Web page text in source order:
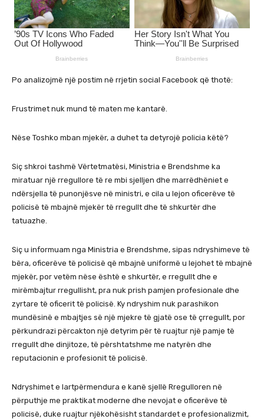
Po analizojmë një postim në rrjetin social Facebook që thotë:
Frustrimet nuk mund të maten me kantarë.
Nëse Toshko mban mjekër, a duhet ta detyrojë policia këtë?
Siç shkroi tashmë Vërtetmatësi, Ministria e Brendshme ka
miratuar një rregullore të re mbi sjelljen dhe marrëdhëniet e
ndërsjella të punonjësve në ministri, e cila u lejon oficerëve të
policisë të mbajnë mjekër të rregullt dhe të shkurtër dhe
tatuazhe.
Siç u informuam nga Ministria e Brendshme, sipas ndryshimeve të
bëra, oficerëve të policisë që mbajnë uniformë u lejohet të mbajnë
mjekër, por vetëm nëse është e shkurtër, e rregullt dhe e
mirëmbajtur rregullisht, pra nuk prish pamjen profesionale dhe
zyrtare të oficerit të policisë. Ky ndryshim nuk parashikon
mundësinë e mbajtjes së një mjekre të gjatë ose të çrregullt, por
përkundrazi përcakton një detyrim për të ruajtur një pamje të
rregullt dhe dinjitoze, të përshtatshme me natyrën dhe
reputacionin e profesionit të policisë.
Ndryshimet e lartpërmendura e kanë sjellë Rregulloren në
përputhje me praktikat moderne dhe nevojat e oficerëve të
policisë, duke ruajtur njëkohësisht standardet e profesionalizmit,